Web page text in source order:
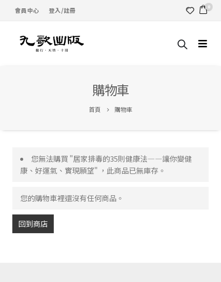
會員中心 登入/註冊 0
購物車
首頁 購物車
您無法購買 "居家排毒的35則健康法—―讓你變健
康、好運氣、實現願望" ，此商品已無庫存。
您的購物車裡還沒有任何商品。
回到商店